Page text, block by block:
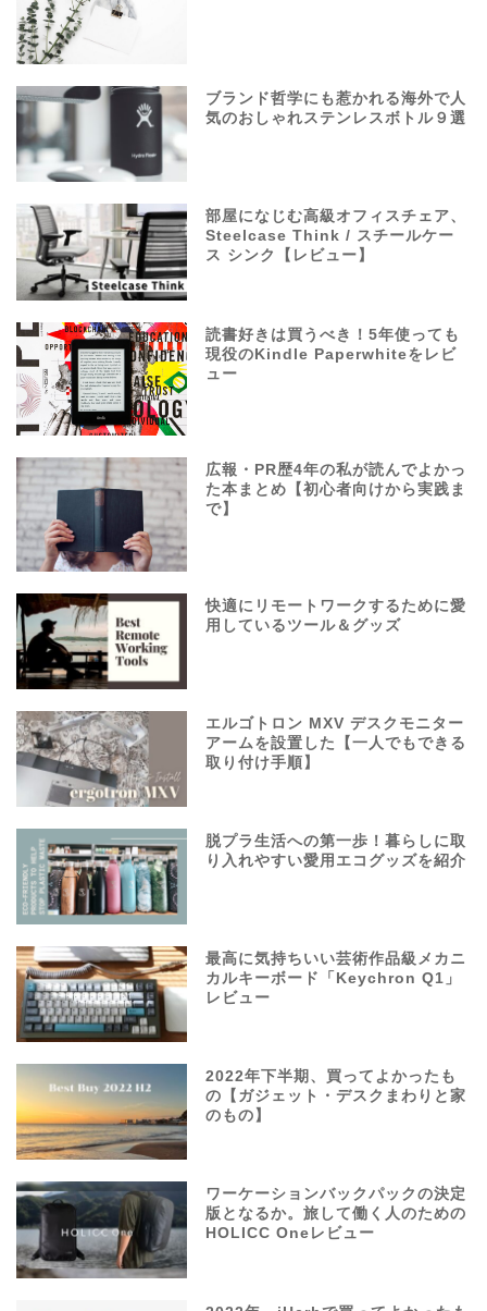
ブランド哲学にも惹かれる海外で人
気のおしゃれステンレスボトル９選
部屋になじむ高級オフィスチェア、
Steelcase Think / スチールケー
ス シンク【レビュー】
読書好きは買うべき！5年使っても
現役のKindle Paperwhiteをレビ
ュー
広報・PR歴4年の私が読んでよかっ
た本まとめ【初心者向けから実践ま
で】
快適にリモートワークするために愛
用しているツール＆グッズ
エルゴトロン MXV デスクモニター
アームを設置した【一人でもできる
取り付け手順】
脱プラ生活への第一歩！暮らしに取
り入れやすい愛用エコグッズを紹介
最高に気持ちいい芸術作品級メカニ
カルキーボード「Keychron Q1」
レビュー
2022年下半期、買ってよかったも
の【ガジェット・デスクまわりと家
のもの】
ワーケーションバックパックの決定
版となるか。旅して働く人のための
HOLICC Oneレビュー